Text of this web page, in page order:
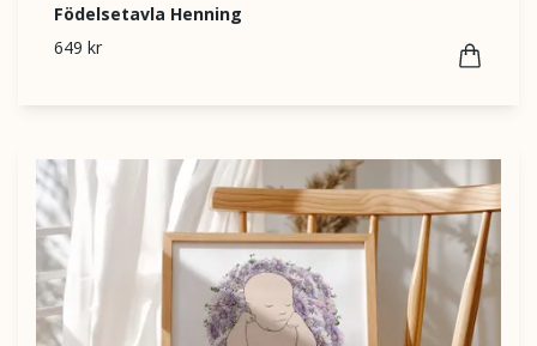
Födelsetavla Henning
649 kr